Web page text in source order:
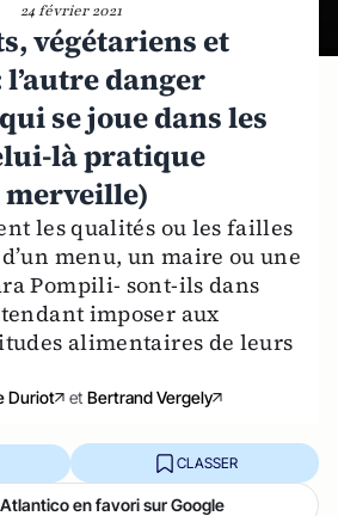
24 février 2021
végétariens et
l’autre danger
se joue dans les
là pratique
merveille)
les qualités ou les failles
menu, un maire ou une
Pompili- sont-ils dans
imposer aux
alimentaires de leurs
Duriot et Bertrand Vergely
CLASSER
en favori sur Google